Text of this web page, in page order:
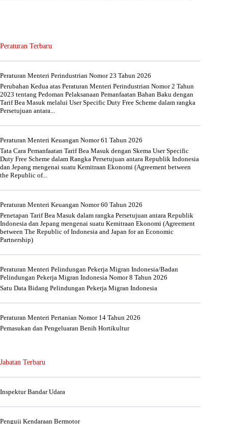
Peraturan Terbaru
Peraturan Menteri Perindustrian Nomor 23 Tahun 2026
Perubahan Kedua atas Peraturan Menteri Perindustrian Nomor 2 Tahun
2023 tentang Pedoman Pelaksanaan Pemanfaatan Bahan Baku dengan
Tarif Bea Masuk melalui User Specific Duty Free Scheme dalam rangka
Persetujuan antara...
Peraturan Menteri Keuangan Nomor 61 Tahun 2026
Tata Cara Pemanfaatan Tarif Bea Masuk dengan Skema User Specific
Duty Free Scheme dalam Rangka Persetujuan antara Republik Indonesia
dan Jepang mengenai suatu Kemitraan Ekonomi (Agreement between
the Republic of...
Peraturan Menteri Keuangan Nomor 60 Tahun 2026
Penetapan Tarif Bea Masuk dalam rangka Persetujuan antara Republik
Indonesia dan Jepang mengenai suatu Kemitraan Ekonomi (Agreement
between The Republic of Indonesia and Japan for an Economic
Partnership)
Peraturan Menteri Pelindungan Pekerja Migran Indonesia/Badan
Pelindungan Pekerja Migran Indonesia Nomor 8 Tahun 2026
Satu Data Bidang Pelindungan Pekerja Migran Indonesia
Peraturan Menteri Pertanian Nomor 14 Tahun 2026
Pemasukan dan Pengeluaran Benih Hortikultur
Jabatan Terbaru
Inspektur Bandar Udara
Penguji Kendaraan Bermotor